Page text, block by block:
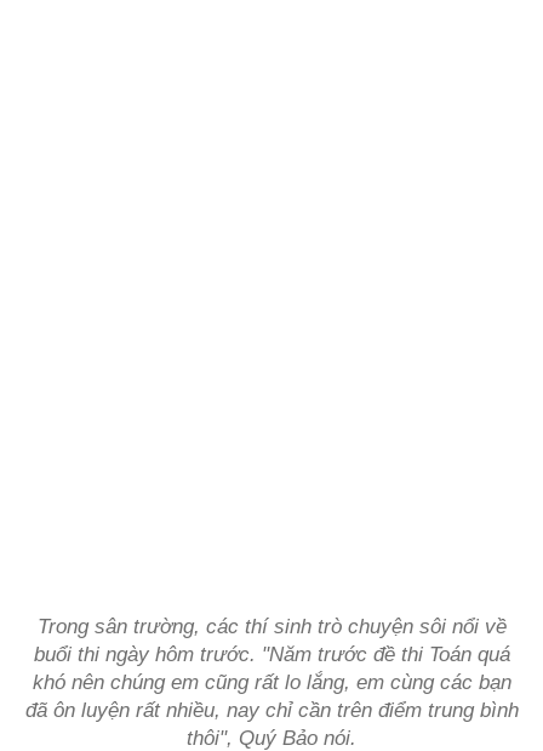
Trong sân trường, các thí sinh trò chuyện sôi nổi về
buổi thi ngày hôm trước. "Năm trước đề thi Toán quá
khó nên chúng em cũng rất lo lắng, em cùng các bạn
đã ôn luyện rất nhiều, nay chỉ cần trên điểm trung bình
thôi", Quý Bảo nói.